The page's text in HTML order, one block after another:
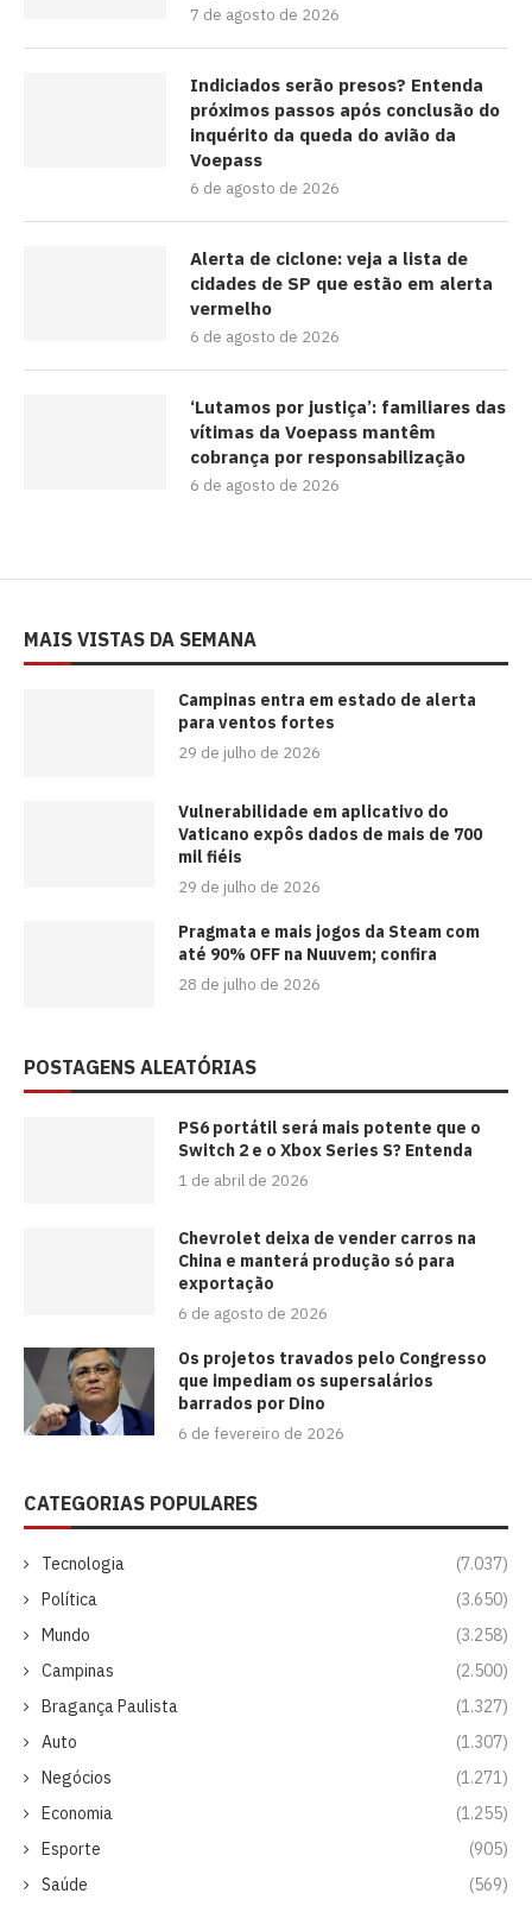
7 de agosto de 2026
Indiciados serão presos? Entenda
próximos passos após conclusão do
inquérito da queda do avião da
Voepass
6 de agosto de 2026
Alerta de ciclone: veja a lista de
cidades de SP que estão em alerta
vermelho
6 de agosto de 2026
‘Lutamos por justiça’: familiares das
vítimas da Voepass mantêm
cobrança por responsabilização
6 de agosto de 2026
MAIS VISTAS DA SEMANA
Campinas entra em estado de alerta
para ventos fortes
29 de julho de 2026
Vulnerabilidade em aplicativo do
Vaticano expôs dados de mais de 700
mil fiéis
29 de julho de 2026
Pragmata e mais jogos da Steam com
até 90% OFF na Nuuvem; confira
28 de julho de 2026
POSTAGENS ALEATÓRIAS
PS6 portátil será mais potente que o
Switch 2 e o Xbox Series S? Entenda
1 de abril de 2026
Chevrolet deixa de vender carros na
China e manterá produção só para
exportação
6 de agosto de 2026
Os projetos travados pelo Congresso
que impediam os supersalários
barrados por Dino
6 de fevereiro de 2026
CATEGORIAS POPULARES
Tecnologia
(7.037)
Política
(3.650)
Mundo
(3.258)
Campinas
(2.500)
Bragança Paulista
(1.327)
Auto
(1.307)
Negócios
(1.271)
Economia
(1.255)
Esporte
(905)
Saúde
(569)